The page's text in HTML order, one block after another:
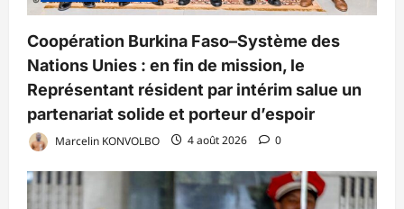
Coopération Burkina Faso–Système des
Nations Unies : en fin de mission, le
Représentant résident par intérim salue un
partenariat solide et porteur d’espoir
Marcelin KONVOLBO 4 août 2026 0